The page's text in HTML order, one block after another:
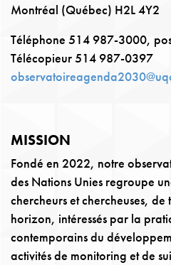
Montréal (Québec) H2L 4Y2
Téléphone 514 987-3000,
Télécopieur 514 987-0397
MISSION
Fondé en 2022, notre
des Nations Unies regroupe
chercheurs et chercheuses,
horizon, intéressés par la
contemporains du
activités de monitoring et de